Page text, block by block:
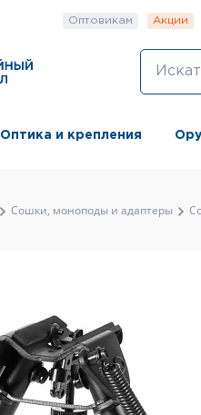
Оптовикам Акции
Оптика и крепления
Сошки, моноподы и адаптеры